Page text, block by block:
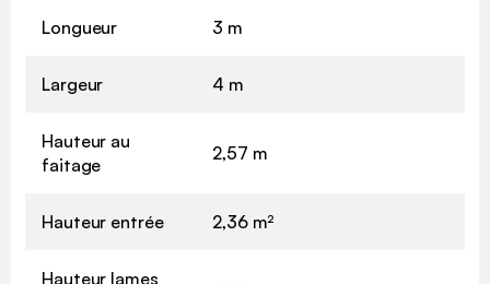
Longueur 3 m
Largeur 4 m
Hauteur au
faitage
2,57 m
Hauteur entrée 2,36 m²
Hauteur lames